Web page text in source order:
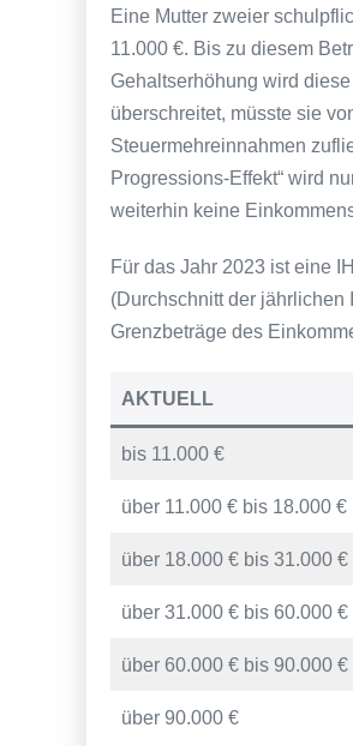
Eine Mutter zweier
11.000 €. Bis zu diesem
Gehaltserhöhung wird
überschreitet, müsste sie
Steuermehreinnahmen
Progressions-Effekt“ wird
weiterhin keine
Für das Jahr 2023 ist eine
(Durchschnitt der
Grenzbeträge des
AKTUELL
bis 11.000 €
über 11.000 € bis 18.000 €
über 18.000 € bis 31.000 €
über 31.000 € bis 60.000 €
über 60.000 € bis 90.000 €
über 90.000 €